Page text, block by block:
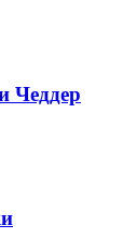
Чеддер